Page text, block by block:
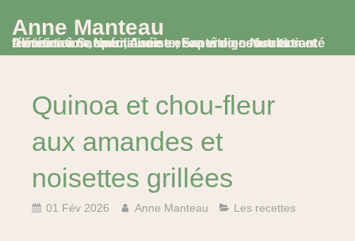
Anne Manteau
Diététicienne Nutritionniste, Experte en Nutrition et Alimentation, spécialisée en santé digestive et santé féminine à Saumur, Avoine et en visio consultation
Quinoa et chou-fleur
aux amandes et
noisettes grillées
01 Fév 2026 Anne Manteau Les recettes